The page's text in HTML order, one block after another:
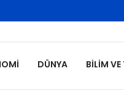
DÜNYA BILIM